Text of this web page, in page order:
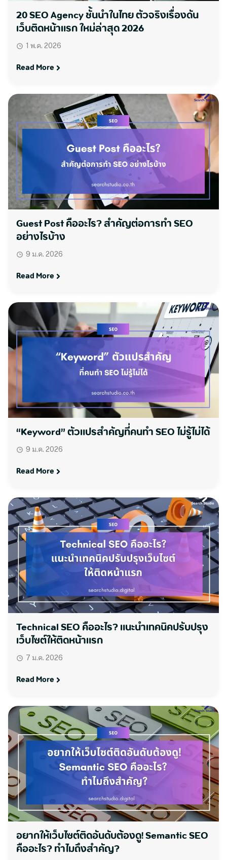
20 SEO Agency ชั้นนำในไทย ตัวจริงเรื่องดัน
เว็บติดหน้าแรก ใหม่ล่าสุด 2026
1 พ.ค. 2026
Read More
Guest Post คืออะไร? สำคัญต่อการทำ SEO
อย่างไรบ้าง
9 ม.ค. 2026
Read More
“Keyword” ตัวแปรสำคัญที่คนทำ SEO ไม่รู้ไม่ได้
9 ม.ค. 2026
Read More
Technical SEO คืออะไร? แนะนำเทคนิคปรับปรุง
เว็บไซต์ให้ติดหน้าแรก
7 ม.ค. 2026
Read More
อยากให้เว็บไซต์ติดอันดับต้องดู! Semantic SEO
คืออะไร? ทำไมถึงสำคัญ?